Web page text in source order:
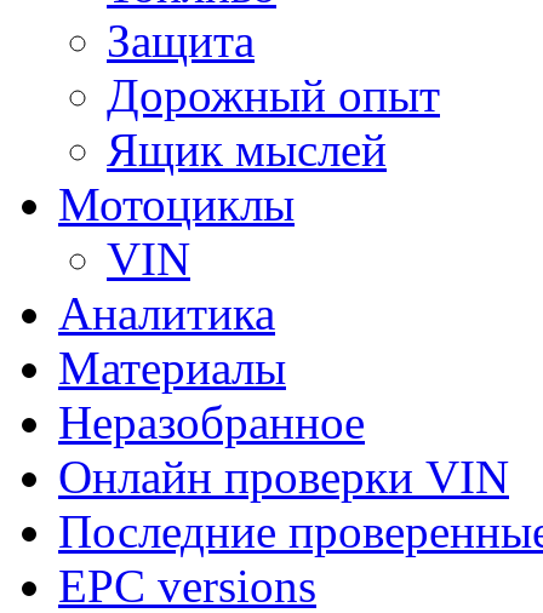
Защита
Дорожный опыт
Ящик мыслей
Мотоциклы
VIN
Аналитика
Материалы
Неразобранное
Онлайн проверки VIN
Последние
EPC versions